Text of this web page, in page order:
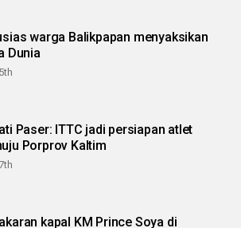
warga Balikpapan menyaksikan
Dunia
ITTC jadi persiapan atlet
Porprov Kaltim
kapal KM Prince Soya di